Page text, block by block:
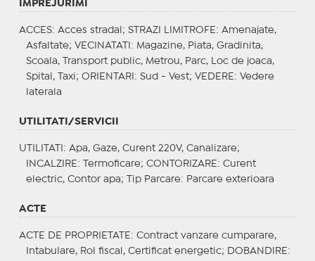
IMPREJURIMI
ACCES: Acces stradal; STRAZI LIMITROFE : Amenajate,
Asfaltate; VECINATATI : Magazine, Piata, Gradinita,
Scoala, Transport public, Metrou, Parc, Loc de joaca,
Spital, Taxi; ORIENTARI : Sud - Vest; VEDERE : Vedere
laterala
UTILITATI/SERVICII
UTILITATI : Apa, Gaze, Curent 220V, Canalizare;
INCALZIRE : Termoficare; CONTORIZARE : Curent
electric, Contor apa;
Tip Parcare: Parcare exterioara
ACTE
ACTE DE PROPRIETATE : Contract vanzare cumparare,
Intabulare, Rol fiscal, Certificat energetic;
DOBANDIRE :